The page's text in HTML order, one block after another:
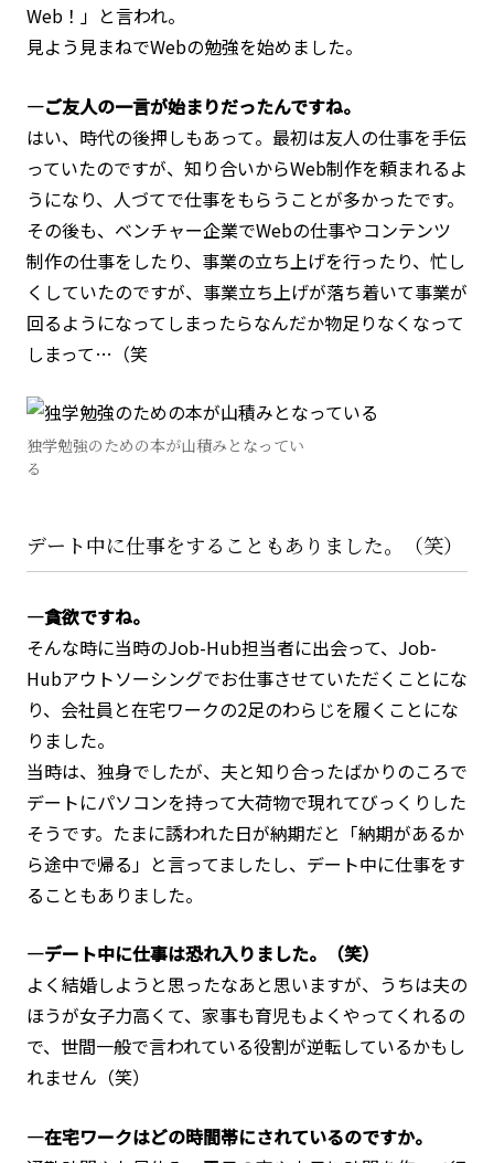
Web！」と言われ。
見よう見まねでWebの勉強を始めました。
―ご友人の一言が始まりだったんですね。
はい、時代の後押しもあって。最初は友人の仕事を手伝
っていたのですが、知り合いからWeb制作を頼まれるよ
うになり、人づてで仕事をもらうことが多かったです。
その後も、ベンチャー企業でWebの仕事やコンテンツ
制作の仕事をしたり、事業の立ち上げを行ったり、忙し
くしていたのですが、事業立ち上げが落ち着いて事業が
回るようになってしまったらなんだか物足りなくなって
しまって…（笑
独学勉強のための本が山積みとなってい
る
デート中に仕事をすることもありました。（笑）
―貪欲ですね。
そんな時に当時のJob-Hub担当者に出会って、Job-
Hubアウトソーシングでお仕事させていただくことにな
り、会社員と在宅ワークの2足のわらじを履くことにな
りました。
当時は、独身でしたが、夫と知り合ったばかりのころで
デートにパソコンを持って大荷物で現れてびっくりした
そうです。たまに誘われた日が納期だと「納期があるか
ら途中で帰る」と言ってましたし、デート中に仕事をす
ることもありました。
―デート中に仕事は恐れ入りました。（笑）
よく結婚しようと思ったなあと思いますが、うちは夫の
ほうが女子力高くて、家事も育児もよくやってくれるの
で、世間一般で言われている役割が逆転しているかもし
れません（笑）
―在宅ワークはどの時間帯にされているのですか。